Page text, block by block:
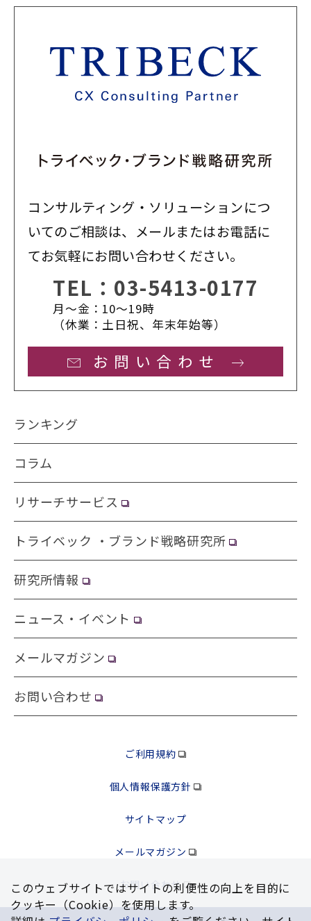
コンサルティング・ソリューションにつ
いてのご相談は、メールまたはお電話に
てお気軽にお問い合わせください。
TEL： 03-5413-0177
月〜金：10〜19時
（休業：土日祝、年末年始等）
お問い合わせ
ランキング
コラム
リサーチサービス
トライベック ・ブランド戦略研究所
研究所情報
ニュース・イベント
メールマガジン
お問い合わせ
ご利用規約
個人情報保護方針
サイトマップ
メールマガジン
お問い合わせ
このウェブサイトではサイトの利便性の向上を⽬的に
クッキー（Cookie）を使⽤します。